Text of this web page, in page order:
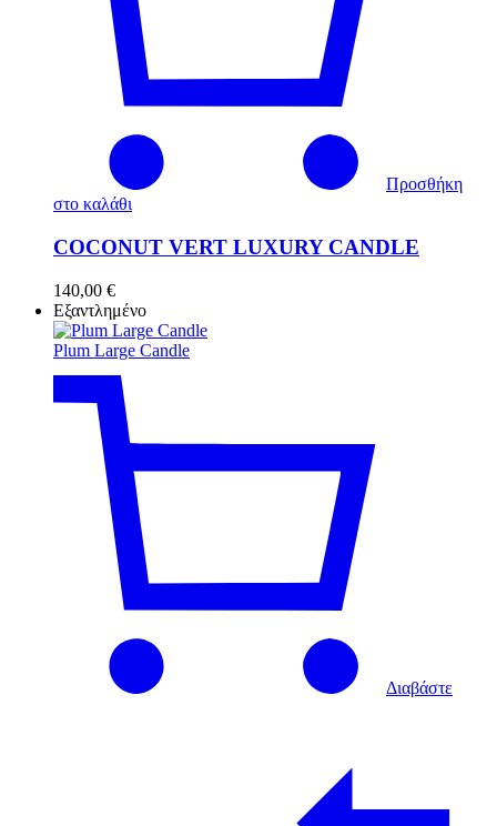
Προσθήκη
στο καλάθι
COCONUT VERT LUXURY CANDLE
140,00 €
Εξαντλημένο
Plum Large Candle
Διαβάστε